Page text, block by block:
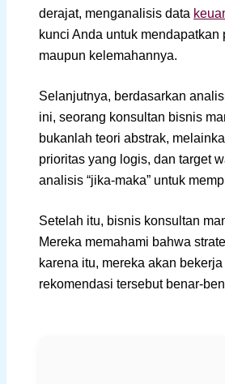
derajat, menganalisis data
kunci Anda untuk
maupun kelemahannya.
Selanjutnya, berdasarkan
ini, seorang konsultan bisnis
bukanlah teori abstrak,
prioritas yang logis, dan target
analisis “jika-maka” untuk
Setelah itu, bisnis konsultan
Mereka memahami bahwa
karena itu, mereka akan
rekomendasi tersebut benar-